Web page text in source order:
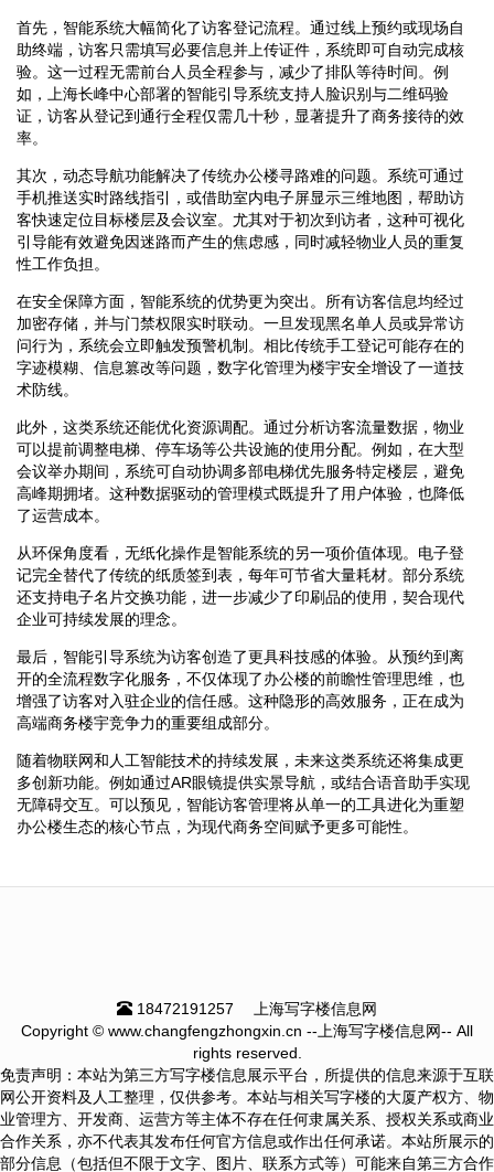
首先，智能系统大幅简化了访客登记流程。通过线上预约或现场自
助终端，访客只需填写必要信息并上传证件，系统即可自动完成核
验。这一过程无需前台人员全程参与，减少了排队等待时间。例
如，上海长峰中心部署的智能引导系统支持人脸识别与二维码验
证，访客从登记到通行全程仅需几十秒，显著提升了商务接待的效
率。
其次，动态导航功能解决了传统办公楼寻路难的问题。系统可通过
手机推送实时路线指引，或借助室内电子屏显示三维地图，帮助访
客快速定位目标楼层及会议室。尤其对于初次到访者，这种可视化
引导能有效避免因迷路而产生的焦虑感，同时减轻物业人员的重复
性工作负担。
在安全保障方面，智能系统的优势更为突出。所有访客信息均经过
加密存储，并与门禁权限实时联动。一旦发现黑名单人员或异常访
问行为，系统会立即触发预警机制。相比传统手工登记可能存在的
字迹模糊、信息篡改等问题，数字化管理为楼宇安全增设了一道技
术防线。
此外，这类系统还能优化资源调配。通过分析访客流量数据，物业
可以提前调整电梯、停车场等公共设施的使用分配。例如，在大型
会议举办期间，系统可自动协调多部电梯优先服务特定楼层，避免
高峰期拥堵。这种数据驱动的管理模式既提升了用户体验，也降低
了运营成本。
从环保角度看，无纸化操作是智能系统的另一项价值体现。电子登
记完全替代了传统的纸质签到表，每年可节省大量耗材。部分系统
还支持电子名片交换功能，进一步减少了印刷品的使用，契合现代
企业可持续发展的理念。
最后，智能引导系统为访客创造了更具科技感的体验。从预约到离
开的全流程数字化服务，不仅体现了办公楼的前瞻性管理思维，也
增强了访客对入驻企业的信任感。这种隐形的高效服务，正在成为
高端商务楼宇竞争力的重要组成部分。
随着物联网和人工智能技术的持续发展，未来这类系统还将集成更
多创新功能。例如通过AR眼镜提供实景导航，或结合语音助手实现
无障碍交互。可以预见，智能访客管理将从单一的工具进化为重塑
办公楼生态的核心节点，为现代商务空间赋予更多可能性。
18472191257
上海写字楼信息网
Copyright © www.changfengzhongxin.cn --上海写字楼信息网-- All
rights reserved.
免责声明：本站为第三方写字楼信息展示平台，所提供的信息来源于互联
网公开资料及人工整理，仅供参考。本站与相关写字楼的大厦产权方、物
业管理方、开发商、运营方等主体不存在任何隶属关系、授权关系或商业
合作关系，亦不代表其发布任何官方信息或作出任何承诺。本站所展示的
部分信息（包括但不限于文字、图片、联系方式等）可能来自第三方合作